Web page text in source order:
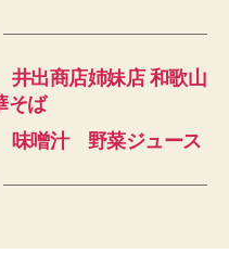
出商店姉妹店 和歌山
そば
噌汁 野菜ジュース